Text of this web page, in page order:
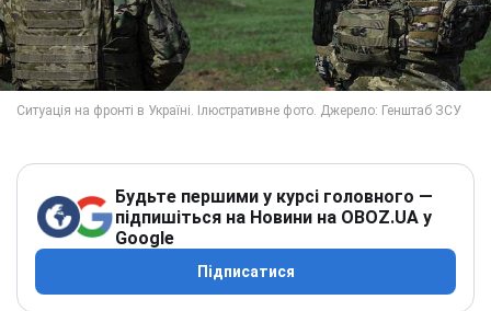
Будьте першими у курсі головного —
підпишіться на Новини на OBOZ.UA у
Google
Підписатися